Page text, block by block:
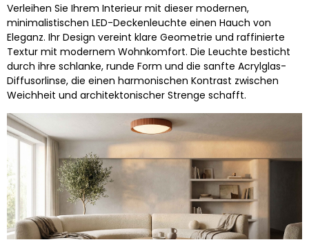
Verleihen Sie Ihrem Interieur mit dieser modernen,
minimalistischen LED-Deckenleuchte einen Hauch von
Eleganz. Ihr Design vereint klare Geometrie und raffinierte
Textur mit modernem Wohnkomfort. Die Leuchte besticht
durch ihre schlanke, runde Form und die sanfte Acrylglas-
Diffusorlinse, die einen harmonischen Kontrast zwischen
Weichheit und architektonischer Strenge schafft.